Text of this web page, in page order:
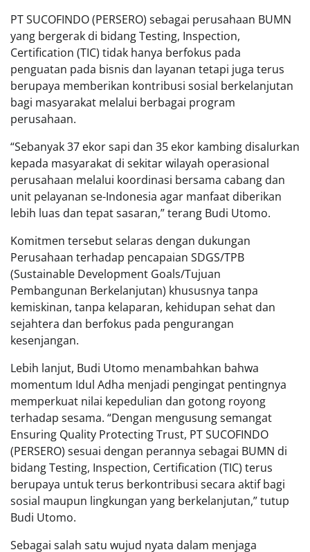
PT SUCOFINDO (PERSERO) sebagai perusahaan BUMN
yang bergerak di bidang Testing, Inspection,
Certification (TIC) tidak hanya berfokus pada
penguatan pada bisnis dan layanan tetapi juga terus
berupaya memberikan kontribusi sosial berkelanjutan
bagi masyarakat melalui berbagai program
perusahaan.
“Sebanyak 37 ekor sapi dan 35 ekor kambing disalurkan
kepada masyarakat di sekitar wilayah operasional
perusahaan melalui koordinasi bersama cabang dan
unit pelayanan se-Indonesia agar manfaat diberikan
lebih luas dan tepat sasaran,” terang Budi Utomo.
Komitmen tersebut selaras dengan dukungan
Perusahaan terhadap pencapaian SDGS/TPB
(Sustainable Development Goals/Tujuan
Pembangunan Berkelanjutan) khususnya tanpa
kemiskinan, tanpa kelaparan, kehidupan sehat dan
sejahtera dan berfokus pada pengurangan
kesenjangan.
Lebih lanjut, Budi Utomo menambahkan bahwa
momentum Idul Adha menjadi pengingat pentingnya
memperkuat nilai kepedulian dan gotong royong
terhadap sesama. “Dengan mengusung semangat
Ensuring Quality Protecting Trust, PT SUCOFINDO
(PERSERO) sesuai dengan perannya sebagai BUMN di
bidang Testing, Inspection, Certification (TIC) terus
berupaya untuk terus berkontribusi secara aktif bagi
sosial maupun lingkungan yang berkelanjutan,” tutup
Budi Utomo.
Sebagai salah satu wujud nyata dalam menjaga